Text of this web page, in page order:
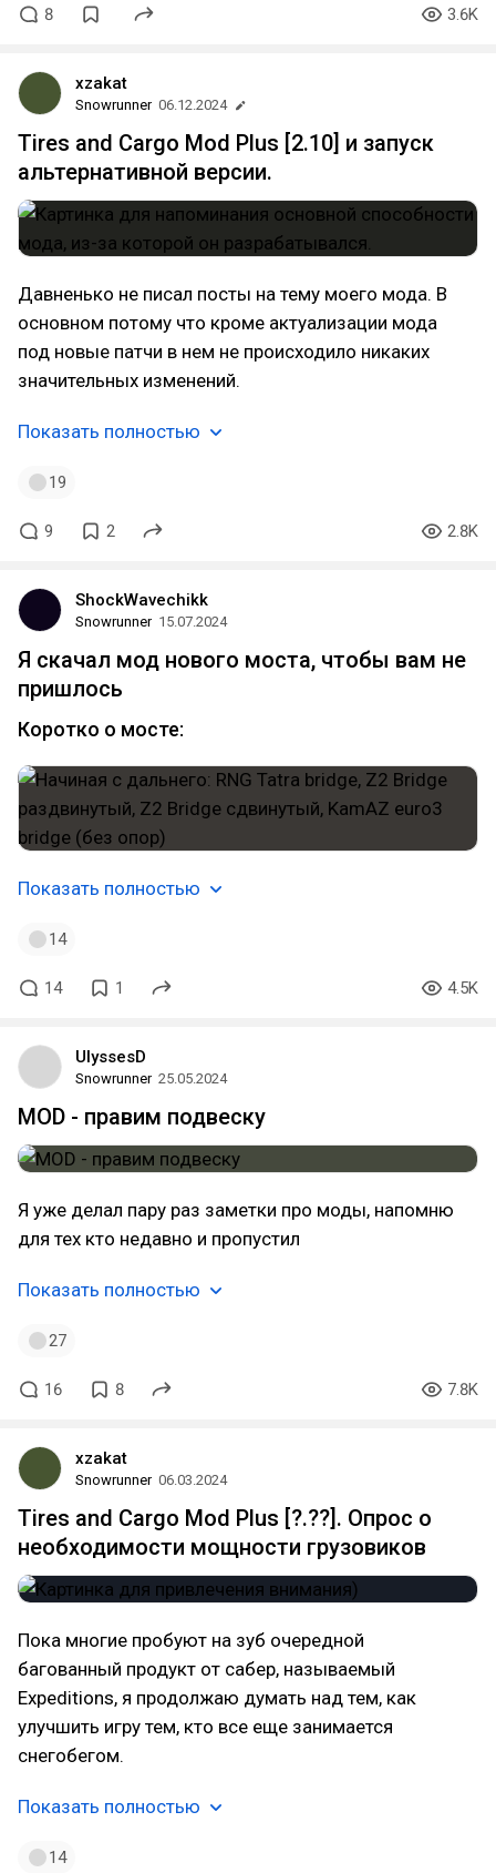
8 3.6K
xzakat
Snowrunner 06.12.2024
Tires and Cargo Mod Plus [2.10] и запуск
альтернативной версии.
Давненько не писал посты на тему моего мода. В
основном потому что кроме актуализации мода
под новые патчи в нем не происходило никаких
значительных изменений.
Показать полностью
19
9 2 2.8K
ShockWavechikk
Snowrunner 15.07.2024
Я скачал мод нового моста, чтобы вам не
пришлось
Коротко о мосте:
Показать полностью
14
14 1 4.5K
UlyssesD
Snowrunner 25.05.2024
MOD - правим подвеску
Я уже делал пару раз заметки про моды, напомню
для тех кто недавно и пропустил
Показать полностью
27
16 8 7.8K
xzakat
Snowrunner 06.03.2024
Tires and Cargo Mod Plus [?.??]. Опрос о
необходимости мощности грузовиков
Пока многие пробуют на зуб очередной
багованный продукт от сабер, называемый
Expeditions, я продолжаю думать над тем, как
улучшить игру тем, кто все еще занимается
снегобегом.
Показать полностью
14